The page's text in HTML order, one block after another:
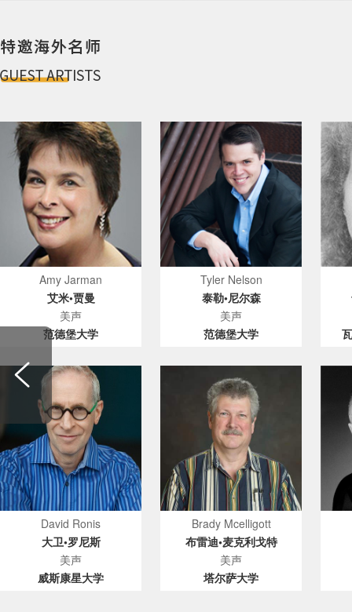
面试强化等课程，所有课程均由与
LBM合作的千位海外音乐院校教授
完成授课，学员获得专业拔高的同
Amy Jarman
艾米•贾曼
美声
范德堡大学
Tyler Nelson
泰勒•尼尔森
美声
范德堡大学
David Ronis
大卫•罗尼斯
美声
威斯康星大学
Brady Mcelligott
布雷迪•麦克利戈特
美声
塔尔萨大学